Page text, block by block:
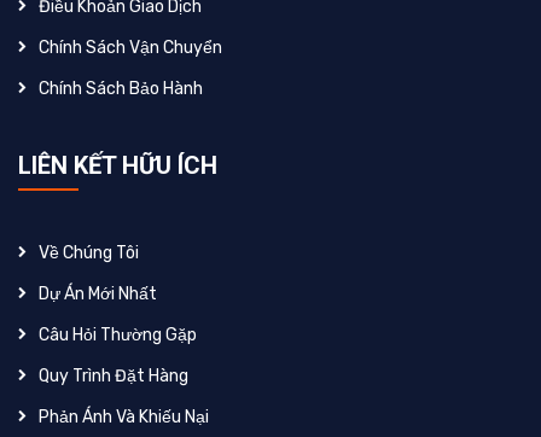
Điều Khoản Giao Dịch
Chính Sách Vận Chuyển
Chính Sách Bảo Hành
LIÊN KẾT HỮU ÍCH
Về Chúng Tôi
Dự Án Mới Nhất
Câu Hỏi Thường Gặp
Quy Trình Đặt Hàng
Phản Ánh Và Khiếu Nại